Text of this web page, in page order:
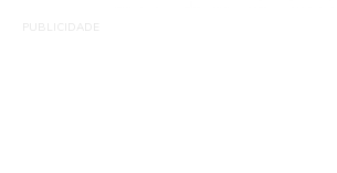
PUBLICIDADE